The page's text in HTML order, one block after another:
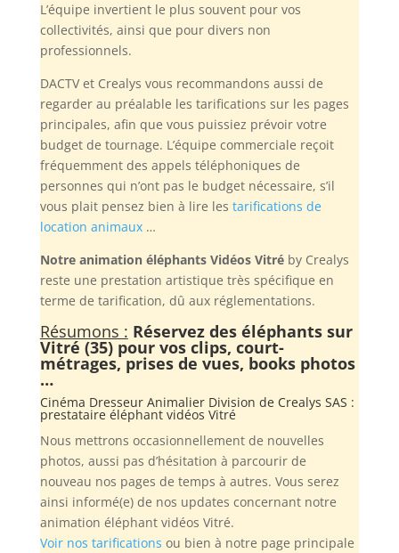
L’équipe invertient le plus souvent pour vos
collectivités, ainsi que pour divers non
professionnels.
DACTV et Crealys vous recommandons aussi de
regarder au préalable les tarifications sur les pages
principales, afin que vous puissiez prévoir votre
budget de tournage. L’équipe commerciale reçoit
fréquemment des appels téléphoniques de
personnes qui n’ont pas le budget nécessaire, s’il
vous plait pensez bien à lire les tarifications de
location animaux…
Notre animation éléphants Vidéos Vitréby Crealys
reste une prestation artistique très spécifique en
terme de tarification, dû aux réglementations.
Résumons : Réservez des éléphants sur
Vitré (35) pour vos clips, court-
métrages, prises de vues, books photos
…
Cinéma Dresseur Animalier Division de Crealys SAS :
prestataire éléphant vidéos Vitré
Nous mettrons occasionnellement de nouvelles
photos, aussi pas d’hésitation à parcourir de
nouveau nos pages de temps à autres. Vous serez
ainsi informé(e) de nos updates concernant notre
animation éléphant vidéos Vitré.
Voir nos tarifications ou bien à notre page principale